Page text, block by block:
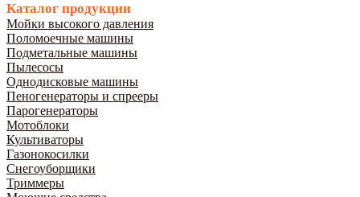
Каталог продукции
Мойки высокого давления
Поломоечные машины
Подметальные машины
Пылесосы
Однодисковые машины
Пеногенераторы и спрееры
Парогенераторы
Мотоблоки
Культиваторы
Газонокосилки
Снегоуборщики
Триммеры